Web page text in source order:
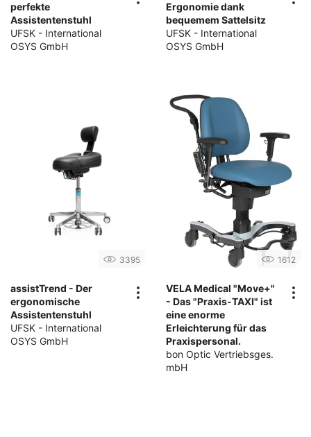
perfekte
Assistentenstuhl
UFSK - International
OSYS GmbH
Ergonomie dank
bequemem Sattelsitz
UFSK - International
OSYS GmbH
3395
assistTrend - Der
ergonomische
Assistentenstuhl
UFSK - International
OSYS GmbH
1612
VELA Medical "Move+"
- Das "Praxis-TAXI" ist
eine enorme
Erleichterung für das
Praxispersonal.
bon Optic Vertriebsges.
mbH